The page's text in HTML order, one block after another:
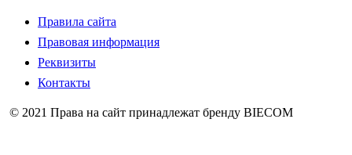
Правила сайта
Правовая информация
Реквизиты
Контакты
© 2021 Права на сайт принадлежат бренду BIECOM